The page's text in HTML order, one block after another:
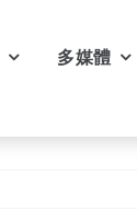
多媒體